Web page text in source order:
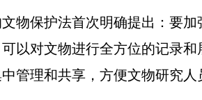
物保护法首次明确提出：要
以对文物进行全方位的记录
管理和共享，方便文物研究